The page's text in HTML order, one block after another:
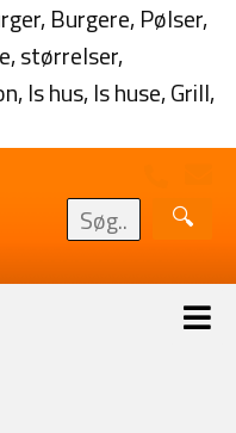
Burgere, Pølser,
størrelser,
Is hus, Is huse, Grill,